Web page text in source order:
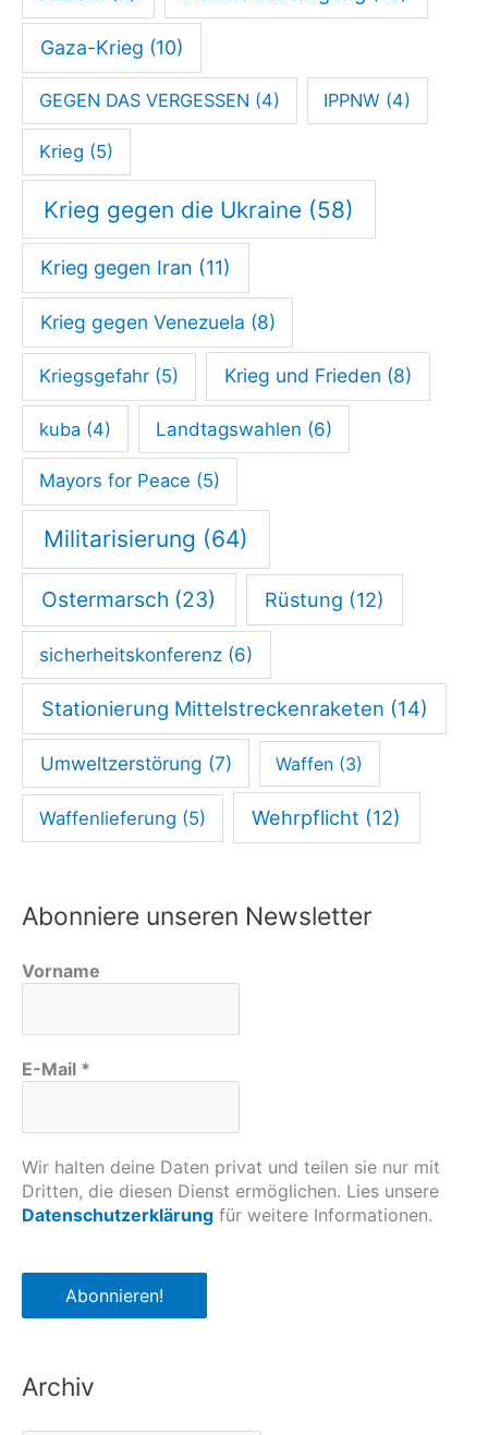
Gaza-Krieg (10)
GEGEN DAS VERGESSEN (4) IPPNW (4)
Krieg (5)
Krieg gegen die Ukraine (58)
Krieg gegen Iran (11)
Krieg gegen Venezuela (8)
Kriegsgefahr (5) Krieg und Frieden (8)
kuba (4) Landtagswahlen (6)
Mayors for Peace (5)
Militarisierung (64)
Ostermarsch (23) Rüstung (12)
sicherheitskonferenz (6)
Stationierung Mittelstreckenraketen (14)
Umweltzerstörung (7) Waffen (3)
Waffenlieferung (5) Wehrpflicht (12)
Abonniere unseren Newsletter
Vorname
E-Mail *
Wir halten deine Daten privat und teilen sie nur mit
Dritten, die diesen Dienst ermöglichen. Lies unsere
Datenschutzerklärung für weitere Informationen.
Archiv